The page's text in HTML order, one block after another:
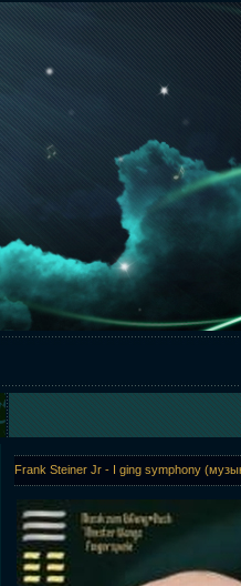
Frank Steiner Jr - I ging symphony